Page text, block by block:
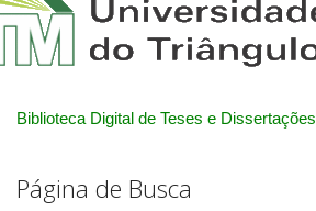
Biblioteca Digital de Teses e Dissertações
Página de Busca